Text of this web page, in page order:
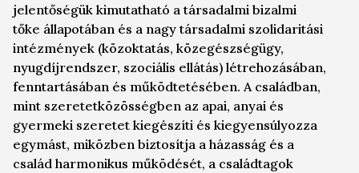
jelentőségük kimutatható a társadalmi bizalmi
tőke állapotában és a nagy társadalmi szolidaritási
intézmények (közoktatás, közegészségügy,
nyugdíjrendszer, szociális ellátás) létrehozásában,
fenntartásában és működtetésében. A családban,
mint szeretetközösségben az apai, anyai és
gyermeki szeretet kiegészíti és kiegyensúlyozza
egymást, miközben biztosítja a házasság és a
család harmonikus működését, a családtagok